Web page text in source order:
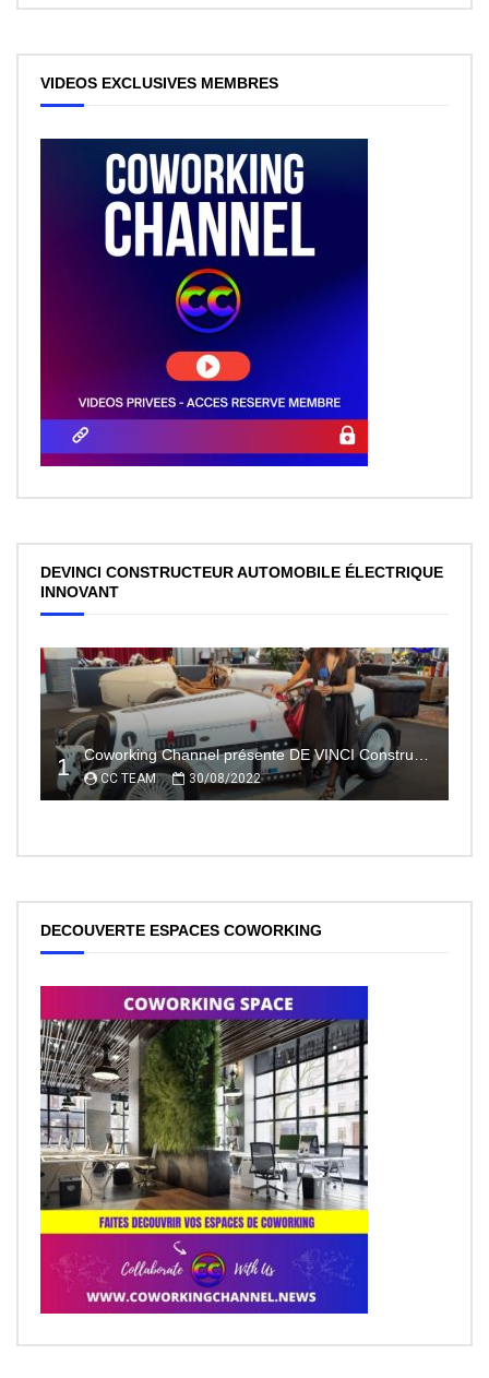
VIDEOS EXCLUSIVES MEMBRES
DEVINCI CONSTRUCTEUR AUTOMOBILE ÉLECTRIQUE
INNOVANT
1 Coworking Channel présente DE VINCI Constructeur automobile électrique innovant 100% made In France
CC TEAM 30/08/2022
DECOUVERTE ESPACES COWORKING